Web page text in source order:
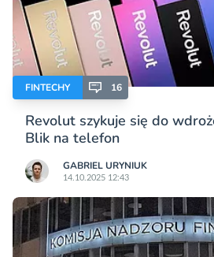
FINTECHY 16
Revolut szykuje się do
Blik na telefon
GABRIEL URYNIUK
14.10.2025 12:43